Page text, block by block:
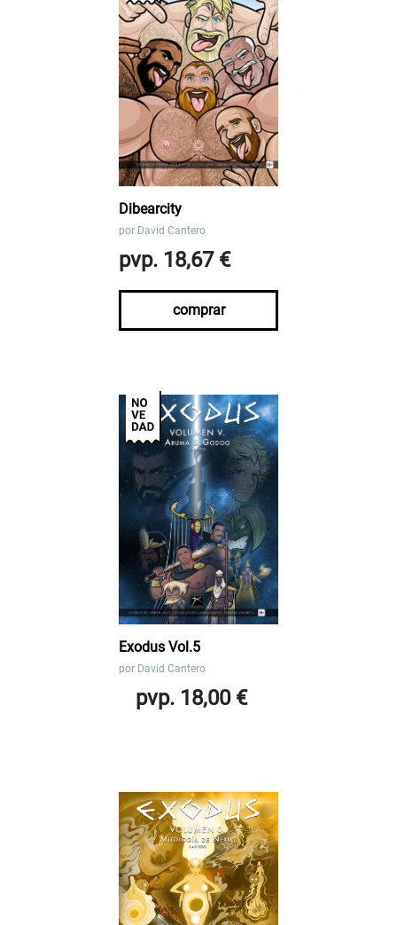
Dibearcity
por David Cantero
pvp. 18,67 €
comprar
Exodus Vol.5
por David Cantero
pvp. 18,00 €